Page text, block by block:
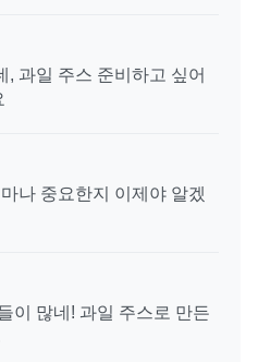
, 과일 주스 준비하고 싶어
나 중요한지 이제야 알겠
이 많네! 과일 주스로 만든